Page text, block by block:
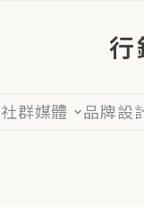
行
社群媒體 品牌設